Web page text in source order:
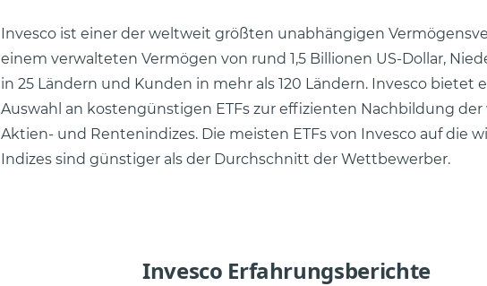
Invesco ist einer der weltweit größten unabhängigen
einem verwalteten Vermögen von rund 1,5 Billionen US-Dollar,
in 25 Ländern und Kunden in mehr als 120 Ländern. Invesco bietet
Auswahl an kostengünstigen ETFs zur effizienten Nachbildung
Aktien- und Rentenindizes. Die meisten ETFs von Invesco auf die
Indizes sind günstiger als der Durchschnitt der Wettbewerber.
Invesco Erfahrungsberichte